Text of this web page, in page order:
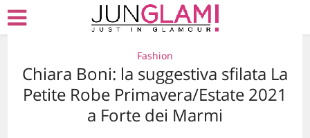
Fashion
Chiara Boni: la suggestiva sfilata La
Petite Robe Primavera/Estate 2021
a Forte dei Marmi